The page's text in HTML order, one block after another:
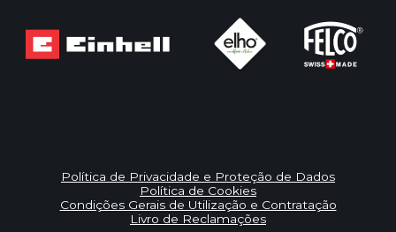
Política de Privacidade e Proteção de Dados
Política de Cookies
Condições Gerais de Utilização e Contratação
Livro de Reclamações